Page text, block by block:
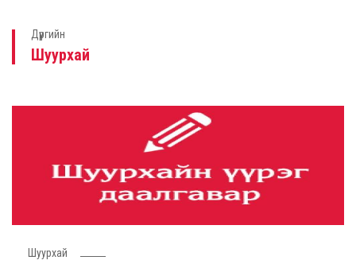
Дүүргийн
Шуурхай
Шуурхай